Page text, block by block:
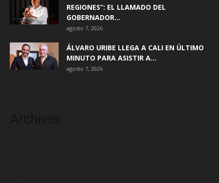
REGIONES”: EL LLAMADO DEL
GOBERNADOR...
agosto 7, 2026
ÁLVARO URIBE LLEGA A CALI EN ÚLTIMO
MINUTO PARA ASISTIR A...
agosto 7, 2026